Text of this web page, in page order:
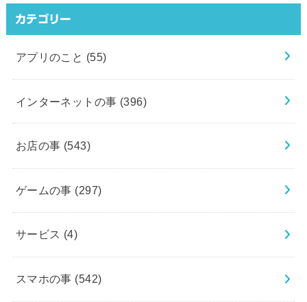
カテゴリー
アプリのこと (55)
インターネットの事 (396)
お店の事 (543)
ゲームの事 (297)
サービス (4)
スマホの事 (542)